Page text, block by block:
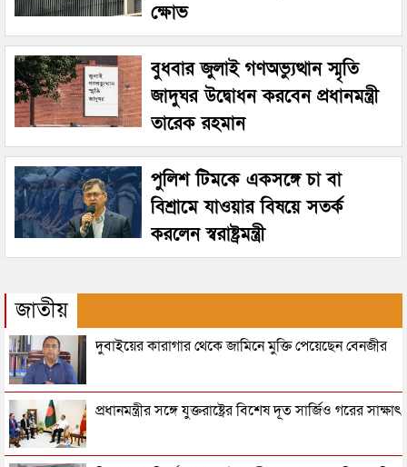
ক্ষোভ
বুধবার জুলাই গণঅভ্যুত্থান স্মৃতি
জাদুঘর উদ্বোধন করবেন প্রধানমন্ত্রী
তারেক রহমান
পুলিশ টিমকে একসঙ্গে চা বা
বিশ্রামে যাওয়ার বিষয়ে সতর্ক
করলেন স্বরাষ্ট্রমন্ত্রী
জাতীয়
দুবাইয়ের কারাগার থেকে জামিনে মুক্তি পেয়েছেন বেনজীর
প্রধানমন্ত্রীর সঙ্গে যুক্তরাষ্ট্রের বিশেষ দূত সার্জিও গরের সাক্ষাৎ